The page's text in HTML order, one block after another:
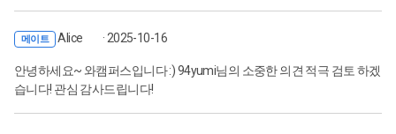
메이트 Alice · 2025-10-16
안녕하세요~ 와캠퍼스입니다 :) 94yumi님의 소중한 의견 적극 검토 하겠
습니다! 관심 감사드립니다!